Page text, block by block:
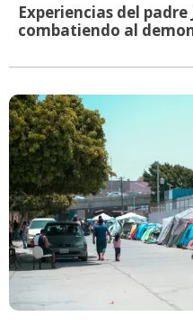
Experiencias del
combatiendo al